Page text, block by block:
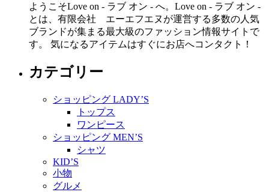
ようこそLove on - ラブ オン - へ。Love on - ラブ オン -
とは、有限会社 エーエフエヌが運営する多数の人気
ブランドが集まる最大級のファッション情報サイトで
す。 気になるアイテムはすぐにお店へコンタクト！
カテゴリー
ショッピング LADY’S
トップス
ワンピース
ショッピング MEN’S
シャツ
KID’S
小物
グルメ